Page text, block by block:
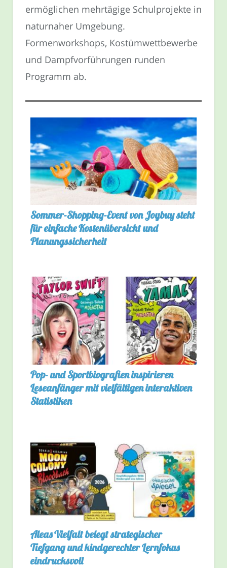
ermöglichen mehrtägige Schulprojekte in
naturnaher Umgebung.
Formenworkshops, Kostümwettbewerbe
und Dampfvorführungen runden
Programm ab.
Sommer-Shopping-Event von Joybuy steht
für einfache Kostenübersicht und
Planungssicherheit
Pop- und Sportbiografien inspirieren
Leseanfänger mit vielfältigen interaktiven
Statistiken
Aleas Vielfalt belegt strategischer
Tiefgang und kindgerechter Lernfokus
eindrucksvoll